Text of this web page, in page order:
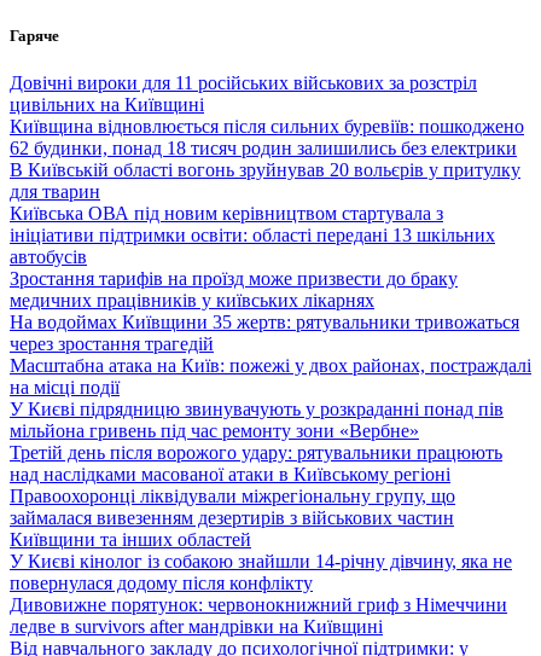
Перейти
вмісту
Гаряче
Довічні вироки для 11 російських військових за розстріл
цивільних на Київщині
Київщина відновлюється після сильних буревіїв: пошкоджено
62 будинки, понад 18 тисяч родин залишились без електрики
В Київській області вогонь зруйнував 20 вольєрів у притулку
для тварин
Київська ОВА під новим керівництвом стартувала з
ініціативи підтримки освіти: області передані 13 шкільних
автобусів
Зростання тарифів на проїзд може призвести до браку
медичних працівників у київських лікарнях
На водоймах Київщини 35 жертв: рятувальники тривожаться
через зростання трагедій
Масштабна атака на Київ: пожежі у двох районах, постраждалі
на місці події
У Києві підрядницю звинувачують у розкраданні понад пів
мільйона гривень під час ремонту зони «Вербне»
Третій день після ворожого удару: рятувальники працюють
над наслідками масованої атаки в Київському регіоні
Правоохоронці ліквідували міжрегіональну групу, що
займалася вивезенням дезертирів з військових частин
Київщини та інших областей
У Києві кінолог із собакою знайшли 14-річну дівчину, яка не
повернулася додому після конфлікту
Дивовижне порятунок: червонокнижний гриф з Німеччини
ледве в survivors after мандрівки на Київщині
Від навчального закладу до психологічної підтримки: у